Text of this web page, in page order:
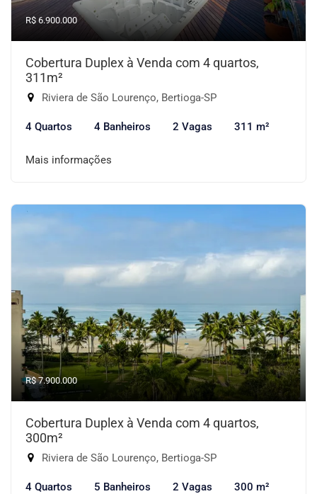
R$ 6.900.000
Cobertura Duplex à Venda com 4 quartos,
311m²
Riviera de São Lourenço, Bertioga-SP
4 Quartos 4 Banheiros 2 Vagas 311 m²
Mais informações
R$ 7.900.000
Cobertura Duplex à Venda com 4 quartos,
300m²
Riviera de São Lourenço, Bertioga-SP
4 Quartos 5 Banheiros 2 Vagas 300 m²